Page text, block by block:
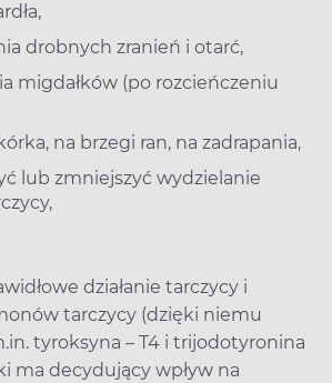
drobnych zranień i otarć,
migdałków (po rozcieńczeniu
na brzegi ran, na zadrapania,
lub zmniejszyć wydzielanie
działanie tarczycy i
tarczycy (dzięki niemu
tyroksyna – T4 i trijodotyronina
ma decydujący wpływ na